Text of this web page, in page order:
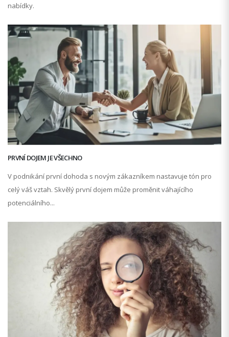
nabídky.
PRVNÍ DOJEM JE VŠECHNO
V podnikání první dohoda s novým zákazníkem nastavuje tón pro
celý váš vztah. Skvělý první dojem může proměnit váhajícího
potenciálního...